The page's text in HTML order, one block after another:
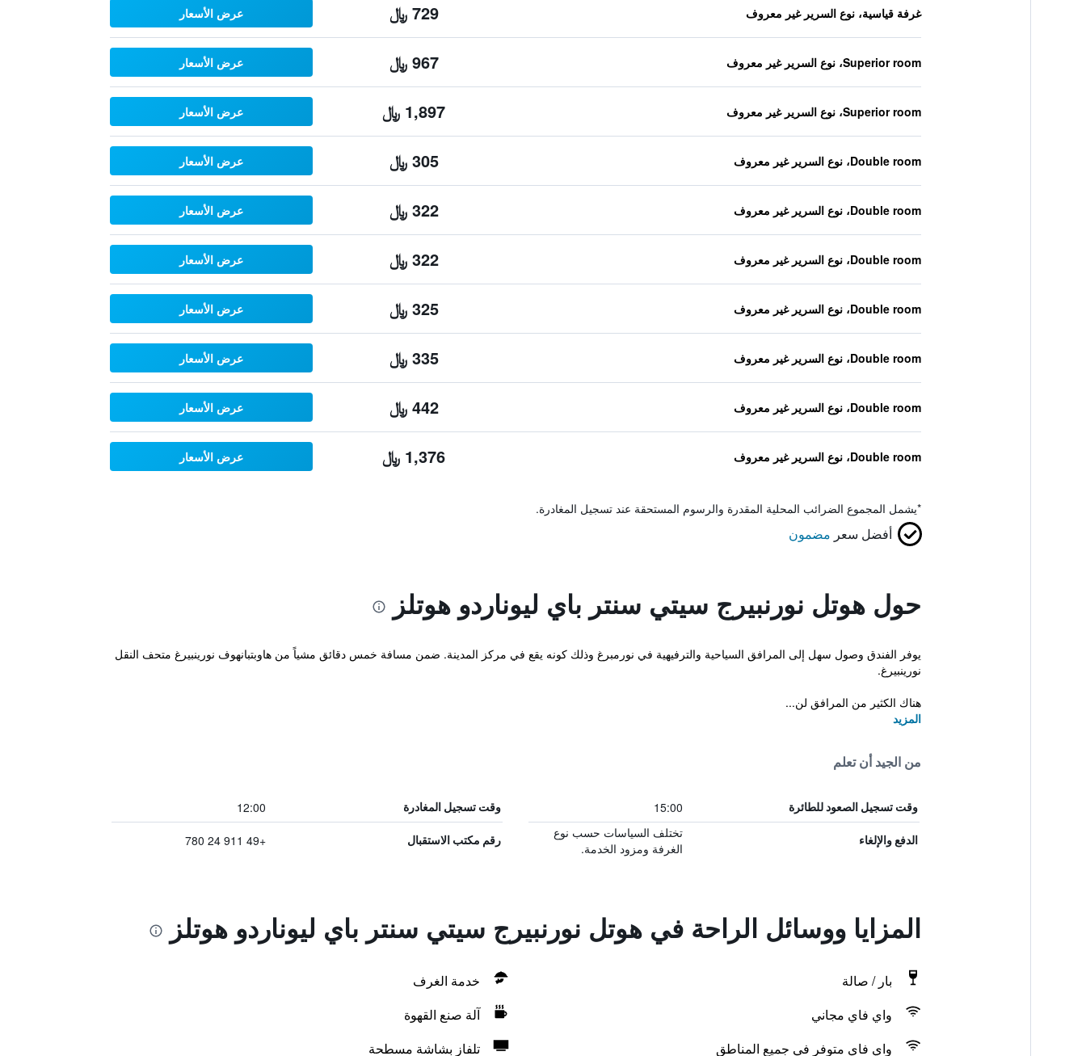
غرفة قياسية، نوع السرير غير معروف 729 ﷼ عرض الأسعار
Superior room، نوع السرير غير معروف 967 ﷼ عرض الأسعار
Superior room، نوع السرير غير معروف 1,897 ﷼ عرض الأسعار
Double room، نوع السرير غير معروف 305 ﷼ عرض الأسعار
Double room، نوع السرير غير معروف 322 ﷼ عرض الأسعار
Double room، نوع السرير غير معروف 322 ﷼ عرض الأسعار
Double room، نوع السرير غير معروف 325 ﷼ عرض الأسعار
Double room، نوع السرير غير معروف 335 ﷼ عرض الأسعار
Double room، نوع السرير غير معروف 442 ﷼ عرض الأسعار
Double room، نوع السرير غير معروف 1,376 ﷼ عرض الأسعار
*يشمل المجموع الضرائب المحلية المقدرة والرسوم المستحقة عند تسجيل المغادرة.
أفضل سعر مضمون
حول هوتل نورنبيرج سيتي سنتر باي ليوناردو هوتلز
يوفر الفندق وصول سهل إلى المرافق السياحية والترفيهية في نورمبرغ وذلك كونه يقع في مركز المدينة. ضمن مسافة خمس دقائق مشياً من هاوبتبانهوف نورينبيرغ متحف النقل
نورينبيرغ.
هناك الكثير من المرافق لن...
المزيد
من الجيد أن تعلم
وقت تسجيل الصعود للطائرة 15:00 وقت تسجيل المغادرة 12:00
الدفع والإلغاء
تختلف السياسات حسب نوع
الغرفة ومزود الخدمة.
رقم مكتب الاستقبال +49 911 24 780
المزايا ووسائل الراحة في هوتل نورنبيرج سيتي سنتر باي ليوناردو هوتلز
بار / صالة
خدمة الغرف
واي فاي مجاني
آلة صنع القهوة
واي فاي متوفر في جميع المناطق
تلفاز بشاشة مسطحة